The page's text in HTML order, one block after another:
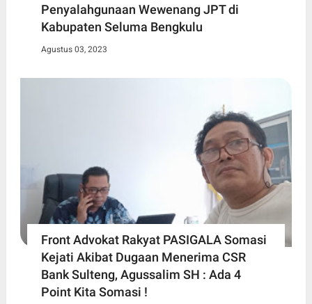
Penyalahgunaan Wewenang JPT di
Kabupaten Seluma Bengkulu
Agustus 03, 2023
Front Advokat Rakyat PASIGALA Somasi
Kejati Akibat Dugaan Menerima CSR
Bank Sulteng, Agussalim SH : Ada 4
Point Kita Somasi !